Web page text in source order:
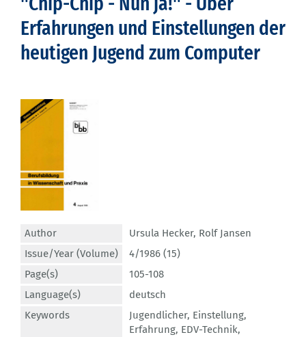
Erfahrungen und Einstellungen der
heutigen Jugend zum Computer
Author Ursula Hecker, Rolf Jansen
Issue/Year (Volume)
4/1986 (15)
Page(s)
105-108
Language(s)
deutsch
Keywords
Jugendlicher, Einstellung,
Erfahrung, EDV-Technik,